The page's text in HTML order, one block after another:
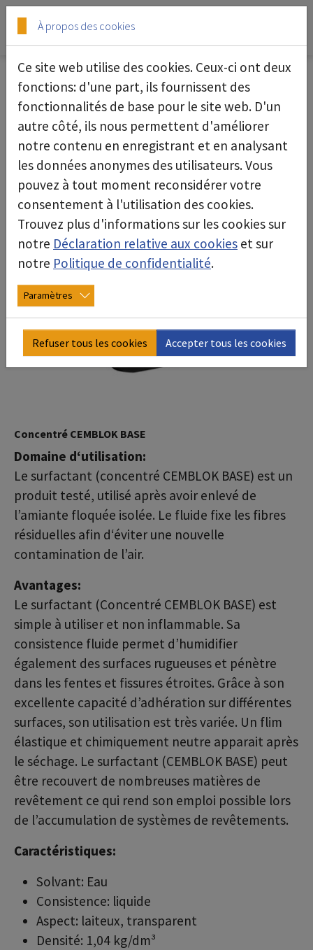
Skip to main content
Skip to page footer
Surfactant
Concentré CEMBLOK BASE
Domaine d‘utilisation:
Le surfactant (concentré CEMBLOK BASE) est un
produit testé, utilisé après avoir enlevé de
l’amiante floquée isolée. Le fluide fixe les fibres
résiduelles afin d‘éviter une nouvelle
contamination de l’air.
Avantages:
Le surfactant (Concentré CEMBLOK BASE) est
simple à utiliser et non inflammable. Sa
consistence fluide permet d’humidifier
également des surfaces rugueuses et pénètre
dans les fentes et fissures étroites. Grâce à son
excellente capacité d’adhération sur différentes
surfaces, son utilisation est très variée. Un flim
élastique et chimiquement neutre apparait après
le séchage. Le surfactant (CEMBLOK BASE) peut
être recouvert de nombreuses matières de
revêtement ce qui rend son emploi possible lors
de l’accumulation de systèmes de revêtements.
Caractéristiques:
Solvant: Eau
Consistence: liquide
Aspect: laiteux, transparent
Densité: 1,04 kg/dm³
À propos des cookies
Ce site web utilise des cookies. Ceux-ci ont deux
fonctions: d'une part, ils fournissent des
fonctionnalités de base pour le site web. D'un
autre côté, ils nous permettent d'améliorer
notre contenu en enregistrant et en analysant
les données anonymes des utilisateurs. Vous
pouvez à tout moment reconsidérer votre
consentement à l'utilisation des cookies.
Trouvez plus d'informations sur les cookies sur
notre Déclaration relative aux cookies et sur
notre Politique de confidentialité.
Paramètres
Refuser tous les cookies Accepter tous les cookies